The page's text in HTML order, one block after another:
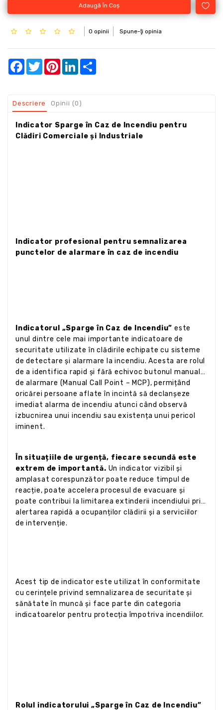
Adaugă În Coş
0 opinii Spune-ţi opinia
Facebook
TwitterPinterestLinkedIn
Descriere Opinii (0)
Indicator Sparge în Caz de Incendiu pentru
Clădiri Comerciale și Industriale
Indicator profesional pentru semnalizarea
punctelor de alarmare în caz de incendiu
Indicatorul „Sparge în Caz de Incendiu” este
unul dintre cele mai importante indicatoare de
securitate utilizate în clădirile echipate cu sisteme
de detectare și alarmare la incendiu. Acesta are rolul
de a identifica rapid și fără echivoc butonul manual
de alarmare (Manual Call Point – MCP), permițând
oricărei persoane aflate în incintă să declanșeze
imediat alarma de incendiu atunci când observă
izbucnirea unui incendiu sau existența unui pericol
iminent.
În situațiile de urgență, fiecare secundă este
extrem de importantă. Un indicator vizibil și
amplasat corespunzător poate reduce timpul de
reacție, poate accelera procesul de evacuare și
poate contribui la limitarea extinderii incendiului prin
alertarea rapidă a ocupanților clădirii și a serviciilor
de intervenție.
Acest tip de indicator este utilizat în conformitate
cu cerințele privind semnalizarea de securitate și
sănătate în muncă și face parte din categoria
indicatoarelor pentru protecția împotriva incendiilor.
Rolul indicatorului „Sparge în Caz de Incendiu”